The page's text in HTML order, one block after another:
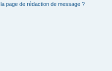
page de rédaction de message ?